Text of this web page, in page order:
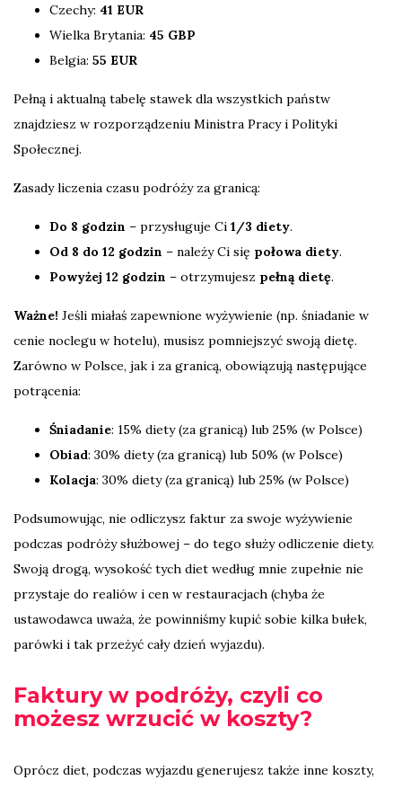
Czechy: 41 EUR
Wielka Brytania: 45 GBP
Belgia: 55 EUR
Pełną i aktualną tabelę stawek dla wszystkich państw
znajdziesz w rozporządzeniu Ministra Pracy i Polityki
Społecznej.
Zasady liczenia czasu podróży za granicą:
Do 8 godzin – przysługuje Ci 1/3 diety.
Od 8 do 12 godzin – należy Ci się połowa diety.
Powyżej 12 godzin – otrzymujesz pełną dietę.
Ważne! Jeśli miałaś zapewnione wyżywienie (np. śniadanie w
cenie noclegu w hotelu), musisz pomniejszyć swoją dietę.
Zarówno w Polsce, jak i za granicą, obowiązują następujące
potrącenia:
Śniadanie: 15% diety (za granicą) lub 25% (w Polsce)
Obiad: 30% diety (za granicą) lub 50% (w Polsce)
Kolacja: 30% diety (za granicą) lub 25% (w Polsce)
Podsumowując, nie odliczysz faktur za swoje wyżywienie
podczas podróży służbowej – do tego służy odliczenie diety.
Swoją drogą, wysokość tych diet według mnie zupełnie nie
przystaje do realiów i cen w restauracjach (chyba że
ustawodawca uważa, że powinniśmy kupić sobie kilka bułek,
parówki i tak przeżyć cały dzień wyjazdu).
Faktury w podróży, czyli co
możesz wrzucić w koszty?
Oprócz diet, podczas wyjazdu generujesz także inne koszty,